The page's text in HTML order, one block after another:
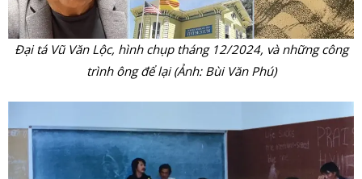
Đại tá Vũ Văn Lộc, hình chụp tháng 12/2024, và những công
trình ông để lại (Ảnh: Bùi Văn Phú)